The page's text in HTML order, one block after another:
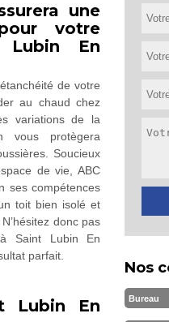
une
votre
Lubin En
de votre
au chaud chez
variations de la
vous protègera
Soucieux
de vie, ABC
ses compétences
toit bien isolé et
donc pas
Saint Lubin En
parfait.
Lubin En
Nos
Bureau